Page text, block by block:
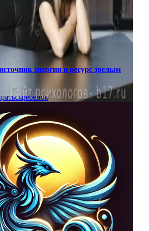
энергии и ресурс зрелым
ребенок